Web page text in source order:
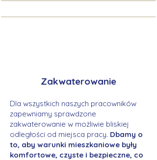
Zakwaterowanie
Dla wszystkich naszych pracowników
zapewniamy sprawdzone
zakwaterowanie w możliwie bliskiej
odległości od miejsca pracy. Dbamy o
to, aby warunki mieszkaniowe były
komfortowe, czyste i bezpieczne, co